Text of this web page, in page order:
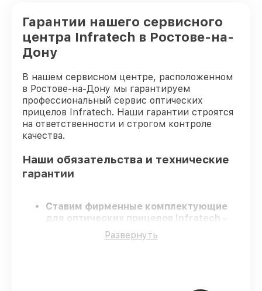
Гарантии нашего сервисного
центра Infratech в Ростове-на-
Дону
В нашем сервисном центре, расположенном
в Ростове-на-Дону мы гарантируем
профессиональный сервис оптических
прицелов Infratech. Наши гарантии строятся
на ответственности и строгом контроле
качества.
Наши обязательства и технические
гарантии
Ставим фирменные комплектующие
для оптических прицелов Infratech
только качественные запчасти для вашей
– ремонт оптических
Развернуть